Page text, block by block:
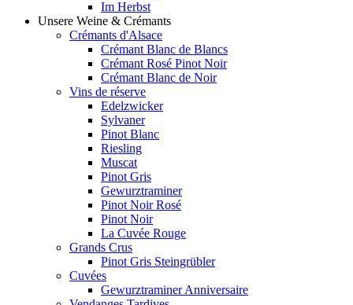
Im Herbst
Unsere Weine & Crémants
Crémants d'Alsace
Crémant Blanc de Blancs
Crémant Rosé Pinot Noir
Crémant Blanc de Noir
Vins de réserve
Edelzwicker
Sylvaner
Pinot Blanc
Riesling
Muscat
Pinot Gris
Gewurztraminer
Pinot Noir Rosé
Pinot Noir
La Cuvée Rouge
Grands Crus
Pinot Gris Steingrübler
Cuvées
Gewurztraminer Anniversaire